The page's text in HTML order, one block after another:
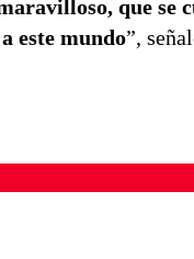
que se
este mundo”,